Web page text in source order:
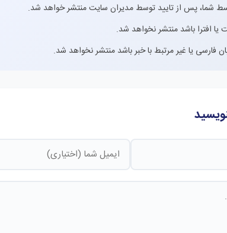
شما، پس از تایید توسط مدیران سایت منتشر خواهد شد.
افترا باشد منتشر نخواهد شد.
فارسی یا غیر مرتبط با خبر باشد منتشر نخواهد شد.